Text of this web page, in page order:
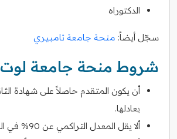
الدكتوراه
سجّل أيضاً: منحة جامعة تامبيري
شروط منحة جامعة لوت
أن يكون المتقدم حاصلاً على شهادة
يعادلها.
ألا يقل المعدل التراكمي عن 90% في الشهادة الثانوية.